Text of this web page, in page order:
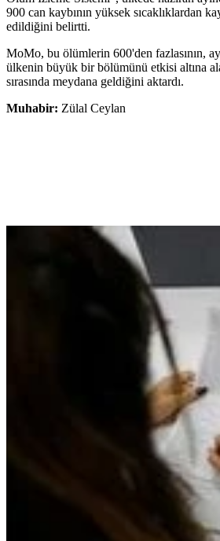
900 can kaybının yüksek sıcaklıklardan
edildiğini belirtti.
MoMo, bu ölümlerin 600'den fazlasının,
ülkenin büyük bir bölümünü etkisi altına
sırasında meydana geldiğini aktardı.
Muhabir: Zülal Ceylan